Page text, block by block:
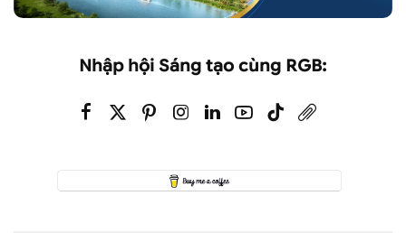
Nhập hội Sáng tạo cùng RGB: